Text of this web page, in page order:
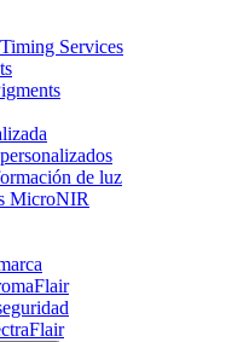
Services
de luz
MicroNIR